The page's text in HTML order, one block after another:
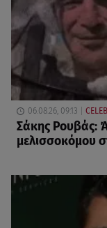
06.08.26, 09:13
Σάκης Ρουβάς:
μελισσοκόμου